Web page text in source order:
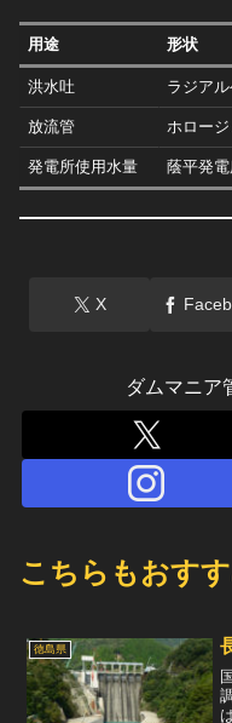
用途 形状
洪水吐 ラジアル
放流管 ホロー
発電所使用水量 蔭平発
X
ダムマニア
こちらもおす
徳島県